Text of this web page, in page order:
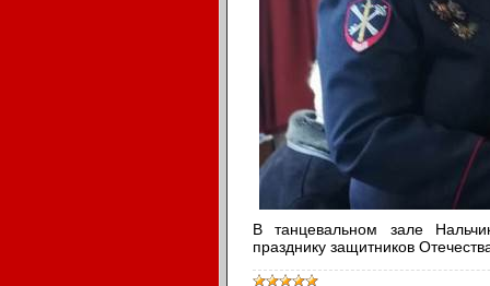
В танцевальном зале
празднику защитников